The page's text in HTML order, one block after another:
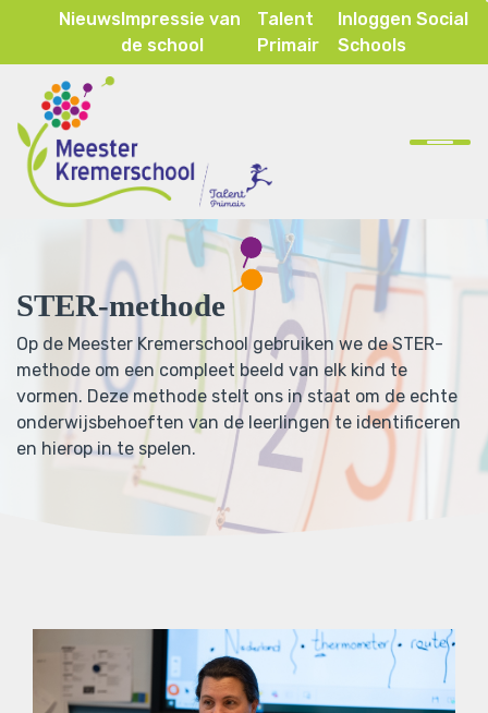
NieuwsImpressie van
de school
Talent
Primair
Inloggen Social
Schools
Home
Onze school
Ons onderwijs
Inspraak & ouderparticipatie
Contact
STER-methode
Op de Meester Kremerschool gebruiken we de STER-
methode om een compleet beeld van elk kind te
vormen. Deze methode stelt ons in staat om de echte
onderwijsbehoeften van de leerlingen te identificeren
en hierop in te spelen.